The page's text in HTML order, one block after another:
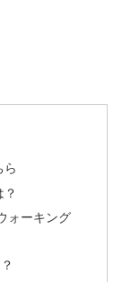
ら
ォーキング